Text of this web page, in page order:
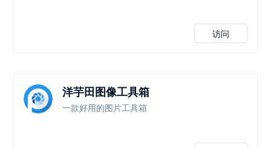
访问
洋芋田图像工具箱
一款好用的图片工具箱